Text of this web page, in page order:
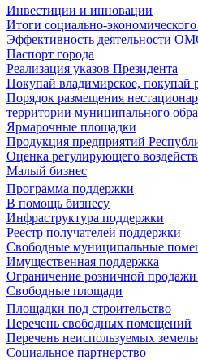
Инвестиции и инновации
Итоги социально-экономического
Эффективность деятельности
Паспорт города
Реализация указов Президента
Покупай владимирское, покупай
Порядок размещения
территории муниципального
Ярмарочные площадки
Продукция предприятий
Оценка регулирующего
Малый бизнес
Программа поддержки
В помощь бизнесу
Инфраструктура поддержки
Реестр получателей поддержки
Свободные муниципальные
Имущественная поддержка
Ограничение розничной
Свободные площади
Площадки под строительство
Перечень свободных помещений
Перечень неиспользуемых
Социальное партнерство